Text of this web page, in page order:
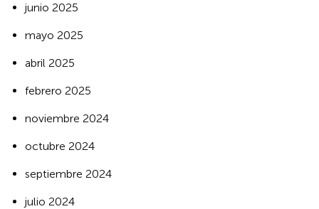
junio 2025
mayo 2025
abril 2025
febrero 2025
noviembre 2024
octubre 2024
septiembre 2024
julio 2024